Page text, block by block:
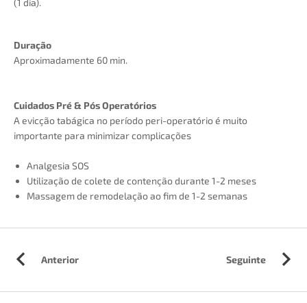
(1 dia).
Duração
Aproximadamente 60 min.
Cuidados Pré & Pós Operatórios
A evicção tabágica no período peri-operatório é muito
importante para minimizar complicações
Analgesia SOS
Utilização de colete de contenção durante 1-2 meses
Massagem de remodelação ao fim de 1-2 semanas
Anterior Seguinte